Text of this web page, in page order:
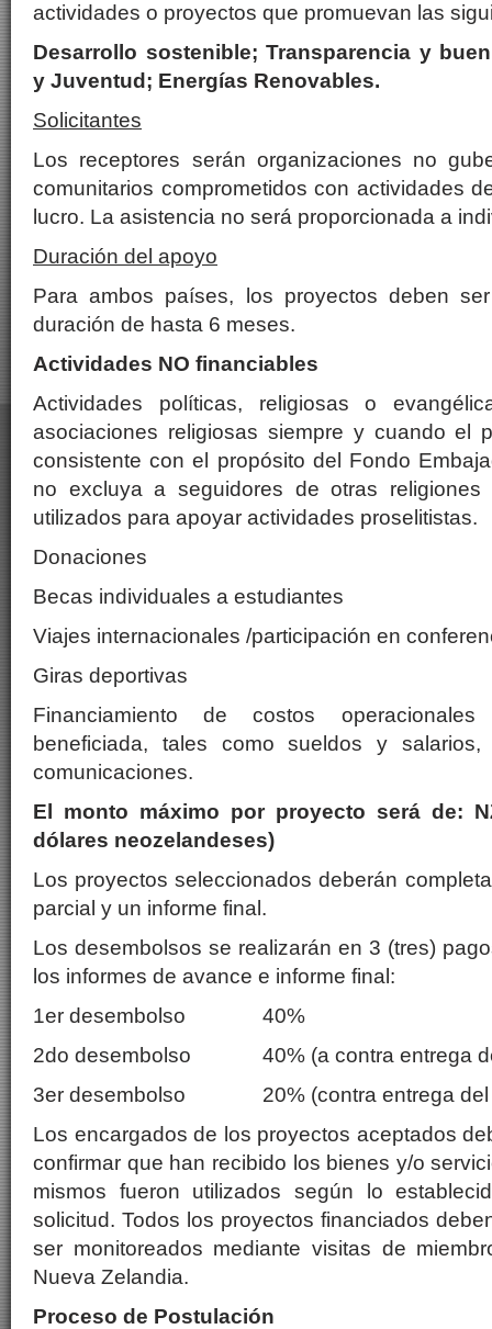
actividades o proyectos que promuevan las
Desarrollo sostenible; Transparencia y
y Juventud; Energías Renovables.
Solicitantes
Los receptores serán organizaciones no
comunitarios comprometidos con actividades
lucro. La asistencia no será proporcionada a
Duración del apoyo
Para ambos países, los proyectos deben
duración de hasta 6 meses.
Actividades NO financiables
Actividades políticas, religiosas o
asociaciones religiosas siempre y cuando el
consistente con el propósito del Fondo
no excluya a seguidores de otras
utilizados para apoyar actividades proselitistas.
Donaciones
Becas individuales a estudiantes
Viajes internacionales /participación en
Giras deportivas
Financiamiento de costos
beneficiada, tales como sueldos y
comunicaciones.
El monto máximo por proyecto será de:
dólares neozelandeses)
Los proyectos seleccionados deberán
parcial y un informe final.
Los desembolsos se realizarán en 3 (tres)
los informes de avance e informe final:
1er desembolso 40%
2do desembolso 40% (a contra entrega de
3er desembolso 20% (contra entrega del
Los encargados de los proyectos aceptados
confirmar que han recibido los bienes y/o
mismos fueron utilizados según lo
solicitud. Todos los proyectos financiados
ser monitoreados mediante visitas de
Nueva Zelandia.
Proceso de Postulación